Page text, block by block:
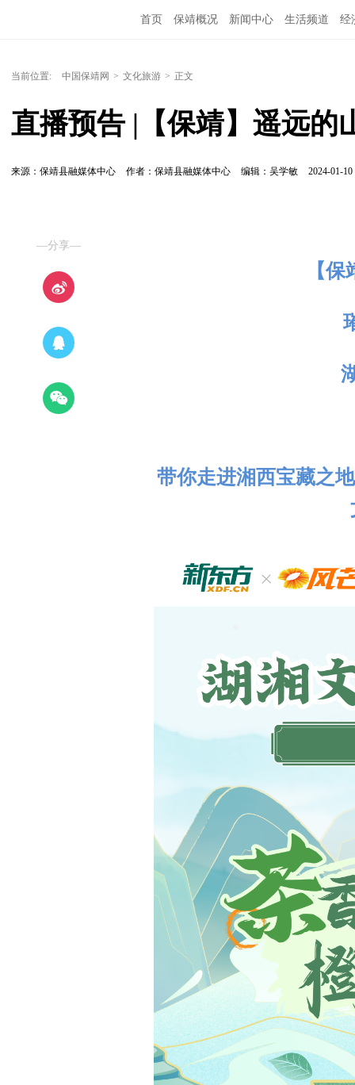
首页 保靖概况 新闻中心 生活频道 经
当前位置: 中国保靖网 > 文化旅游 > 正文
直播预告 |【保靖】遥远的
来源：保靖县融媒体中心 作者：保靖县融媒体中心 编辑：吴学敏 2024-01-10
—分享—
【
带你走进湘西宝藏之